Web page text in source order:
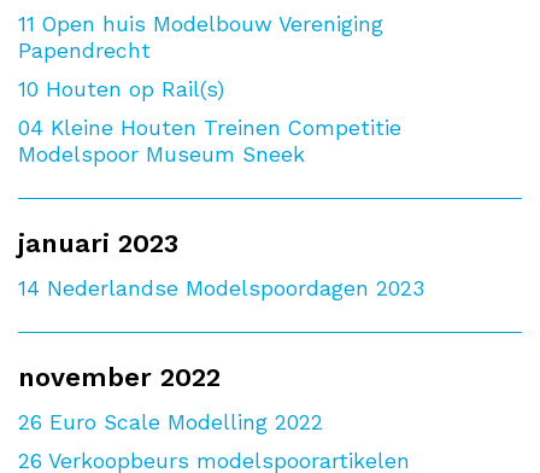
11 Open huis Modelbouw Vereniging
Papendrecht
10 Houten op Rail(s)
04 Kleine Houten Treinen Competitie
Modelspoor Museum Sneek
januari 2023
14 Nederlandse Modelspoordagen 2023
november 2022
26 Euro Scale Modelling 2022
26 Verkoopbeurs modelspoorartikelen